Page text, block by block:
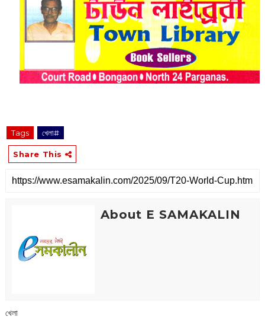
Tags খেলা#
Share This
About E SAMAKALIN
খেলা